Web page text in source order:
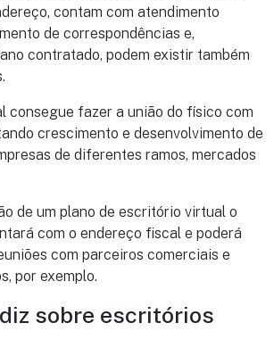
contam com atendimento
de correspondências e,
contratado, podem existir também
consegue fazer a união do físico com
crescimento e desenvolvimento de
de diferentes ramos, mercados
de um plano de escritório virtual o
com o endereço fiscal e poderá
com parceiros comerciais e
por exemplo.
sobre escritórios